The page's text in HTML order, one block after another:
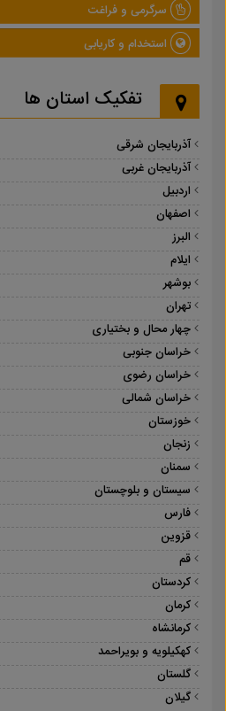
سرگرمی و فراغت
استخدام و کاریابی
تفکیک استان ها
آذربایجان شرقی
آذربایجان غربی
اردبیل
اصفهان
البرز
ایلام
بوشهر
تهران
چهار محال و بختیاری
خراسان جنوبی
خراسان رضوی
خراسان شمالی
خوزستان
زنجان
سمنان
سیستان و بلوچستان
فارس
قزوین
قم
کردستان
کرمان
کرمانشاه
کهکیلویه و بویراحمد
گلستان
گیلان